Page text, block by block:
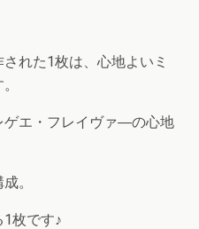
れた1枚は、心地よいミ
ゲエ・フレイヴァ―の心地
。
枚です♪